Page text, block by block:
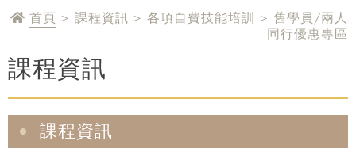
首頁 > 課程資訊 > 各項自費技能培訓 > 舊學員/兩人
同行優惠專區
課程資訊
課程資訊